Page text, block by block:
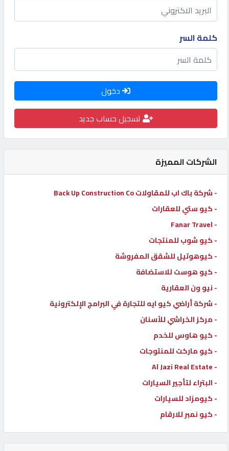
كيو
كارز
كيو
ماركت
الدليل
القطري
POWERED
QHOST
كلمة السر
دخول
تسجيل حساب جديد
الشركات المميزة
- شركة باك اب للمقاولات Back Up Construction Co
- كيو ستي للعقارات
- Fanar Travel
- كيو شوب للمنتجات
- كيوهوتيل للشقق المفروشة
- كيو هوست للاستضافة
- نيو ون العقارية
- شركة أراضي كيو ايه للتجارة في البرامج الإلكترونية
- مركز الخراشي للأسنان
- كيو هاوس للخدم
- كيو ماركت للمنتوجات
- Al Jazi Real Estate
- البتراء لتأجير السيارات
- كيومزاد للسيارات
- كيو نمبر للارقام